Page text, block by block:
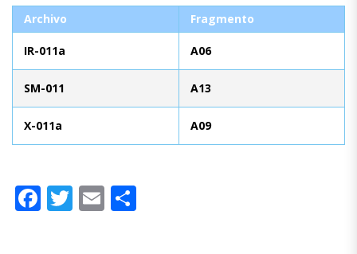
Archivo Fragmento
IR-011a A06
SM-011 A13
X-011a A09
Facebook
Twitter
Email